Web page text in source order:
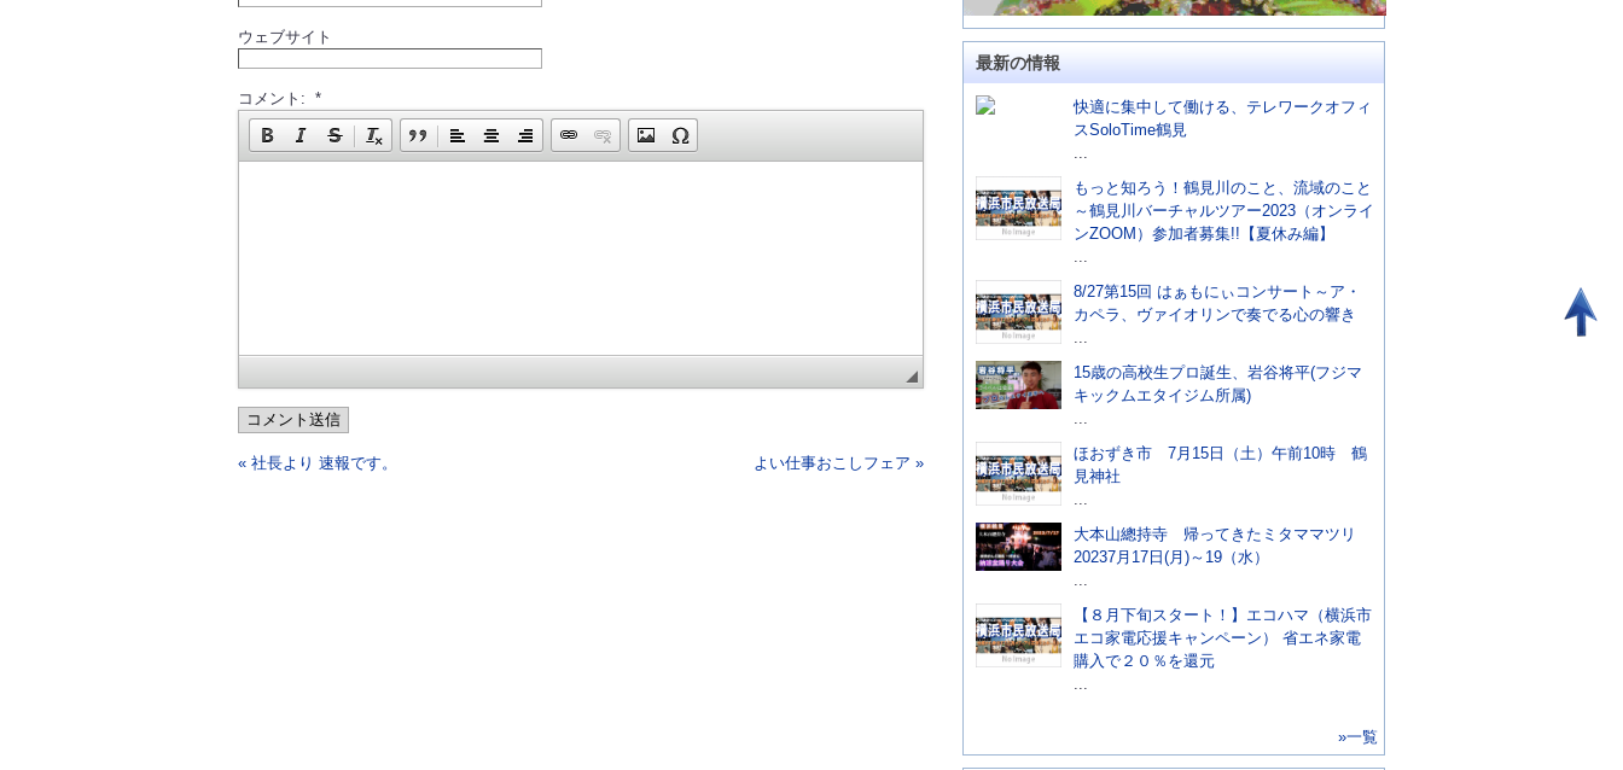
ウェブサイト
コメント: *
コメント送信
« 社長より 速報です。 よい仕事おこしフェア »
最新の情報
快適に集中して働ける、テレワークオフィ
スSoloTime鶴見
...
もっと知ろう！鶴見川のこと、流域のこと
～鶴見川バーチャルツアー2023（オンライ
ンZOOM）参加者募集!!【夏休み編】
...
8/27第15回 はぁもにぃコンサート～ア・
カペラ、ヴァイオリンで奏でる心の響き
...
15歳の高校生プロ誕生、岩谷将平(フジマ
キックムエタイジム所属)
...
ほおずき市 7月15日（土）午前10時 鶴
見神社
...
大本山總持寺 帰ってきたミタママツリ
20237月17日(月)～19（水）
...
【８月下旬スタート！】エコハマ（横浜市
エコ家電応援キャンペーン） 省エネ家電
購入で２０％を還元
...
»一覧